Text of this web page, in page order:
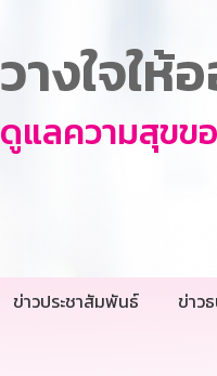
วางใจให้
ดูแลความสุข
ข่าวประชาสัมพันธ์ ข่าว